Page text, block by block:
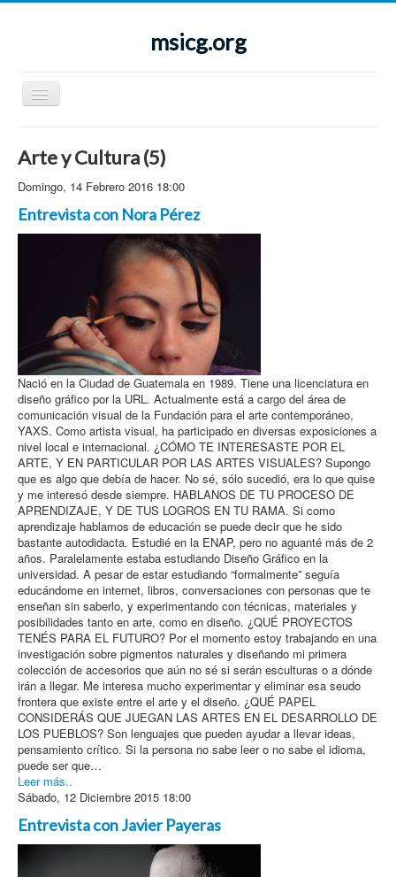
msicg.org
Cambiar
navegación
Sobre el MSICG
Historia
Ámbito de acción nacional e internacional
¿Por qué afiliarse al MSICG?
Noticias
Comunicados
Galerías de imágenes
Formación
Arte y Cultura
Jornadas Médicas
Funcionarios públicos denunciados
Portada
Instrumentos Internacionales
Legislación Nacional
Reglamentos
Políticas Públicas
Institucionalidad
Directorio de Tribunales de Femicidio
Investigación
Gaceta Lucha Obrera
Revista Wachb'il
Artículos
Descargas
Iniciativas de ley
Políticas Públicas
Formulario de contacto
Denuncie a Funcionarios Públicos
Login
Formulario de acceso
Usuario
Contraseña
Clave secreta
Recuérdeme
Identificarse
¿Recordar contraseña?
Arte y Cultura (5)
Domingo, 14 Febrero 2016 18:00
Entrevista con Nora Pérez
Nació en la Ciudad de Guatemala en 1989. Tiene una licenciatura en
diseño gráfico por la URL. Actualmente está a cargo del área de
comunicación visual de la Fundación para el arte contemporáneo,
YAXS. Como artista visual, ha participado en diversas exposiciones a
nivel local e internacional. ¿CÓMO TE INTERESASTE POR EL
ARTE, Y EN PARTICULAR POR LAS ARTES VISUALES? Supongo
que es algo que debía de hacer. No sé, sólo sucedió, era lo que quise
y me interesó desde siempre. HABLANOS DE TU PROCESO DE
APRENDIZAJE, Y DE TUS LOGROS EN TU RAMA. Si como
aprendizaje hablamos de educación se puede decir que he sido
bastante autodidacta. Estudié en la ENAP, pero no aguanté más de 2
años. Paralelamente estaba estudiando Diseño Gráfico en la
universidad. A pesar de estar estudiando “formalmente” seguía
educándome en internet, libros, conversaciones con personas que te
enseñan sin saberlo, y experimentando con técnicas, materiales y
posibilidades tanto en arte, como en diseño. ¿QUÉ PROYECTOS
TENÉS PARA EL FUTURO? Por el momento estoy trabajando en una
investigación sobre pigmentos naturales y diseñando mi primera
colección de accesorios que aún no sé si serán esculturas o a dónde
irán a llegar. Me interesa mucho experimentar y eliminar esa seudo
frontera que existe entre el arte y el diseño. ¿QUÉ PAPEL
CONSIDERÁS QUE JUEGAN LAS ARTES EN EL DESARROLLO DE
LOS PUEBLOS? Son lenguajes que pueden ayudar a llevar ideas,
pensamiento crítico. Si la persona no sabe leer o no sabe el idioma,
puede ser que…
Leer más..
Sábado, 12 Diciembre 2015 18:00
Entrevista con Javier Payeras